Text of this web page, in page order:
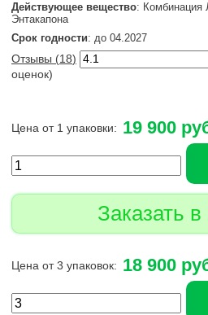
Действующее вещество: Комбинация
Энтакапона
Срок годности: до 04.2027
Отзывы (18)
оценок)
Цена от 1 упаковки: 19 900
Заказать в
Цена от 3 упаковок: 18 900